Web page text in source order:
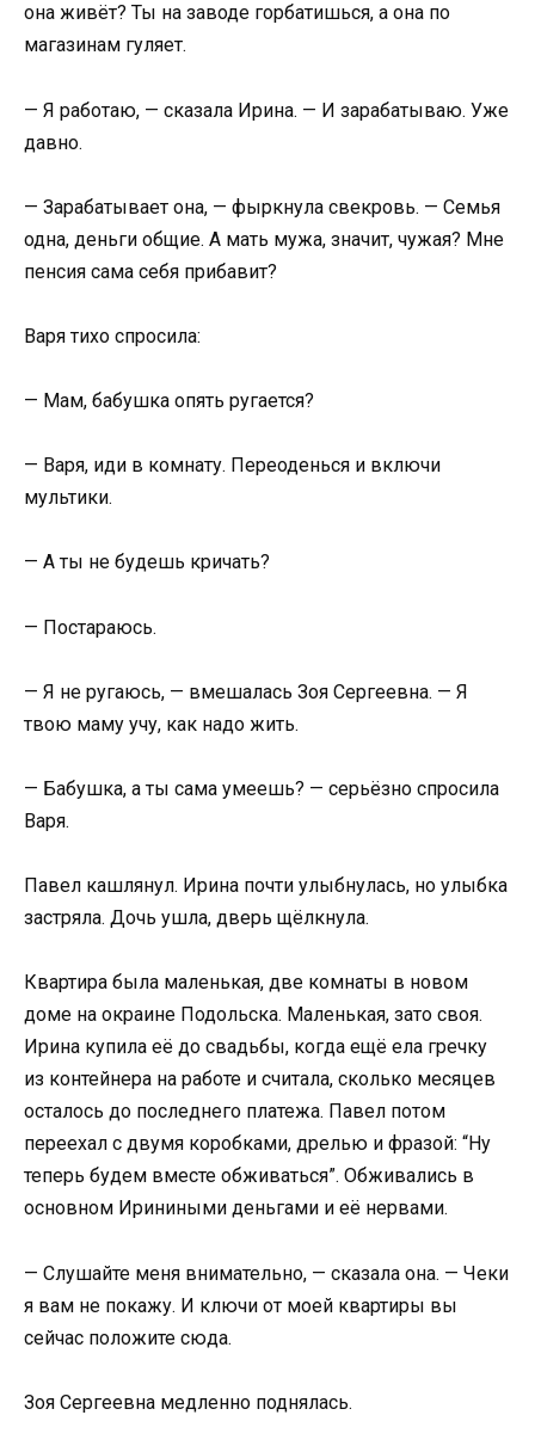
она живёт? Ты на заводе горбатишься, а она по
магазинам гуляет.
— Я работаю, — сказала Ирина. — И зарабатываю. Уже
давно.
— Зарабатывает она, — фыркнула свекровь. — Семья
одна, деньги общие. А мать мужа, значит, чужая? Мне
пенсия сама себя прибавит?
Варя тихо спросила:
— Мам, бабушка опять ругается?
— Варя, иди в комнату. Переоденься и включи
мультики.
— А ты не будешь кричать?
— Постараюсь.
— Я не ругаюсь, — вмешалась Зоя Сергеевна. — Я
твою маму учу, как надо жить.
— Бабушка, а ты сама умеешь? — серьёзно спросила
Варя.
Павел кашлянул. Ирина почти улыбнулась, но улыбка
застряла. Дочь ушла, дверь щёлкнула.
Квартира была маленькая, две комнаты в новом
доме на окраине Подольска. Маленькая, зато своя.
Ирина купила её до свадьбы, когда ещё ела гречку
из контейнера на работе и считала, сколько месяцев
осталось до последнего платежа. Павел потом
переехал с двумя коробками, дрелью и фразой: “Ну
теперь будем вместе обживаться”. Обживались в
основном Ириниными деньгами и её нервами.
— Слушайте меня внимательно, — сказала она. — Чеки
я вам не покажу. И ключи от моей квартиры вы
сейчас положите сюда.
Зоя Сергеевна медленно поднялась.